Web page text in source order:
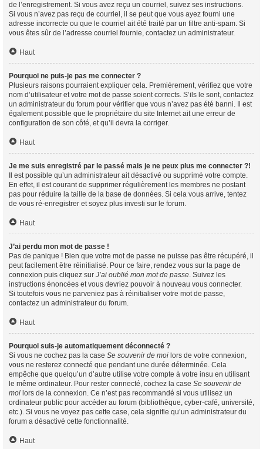
de l’enregistrement. Si vous avez reçu un courriel, suivez ses instructions.
Si vous n’avez pas reçu de courriel, il se peut que vous ayez fourni une
adresse incorrecte ou que le courriel ait été traité par un filtre anti-spam. Si
vous êtes sûr de l’adresse courriel fournie, contactez un administrateur.
Haut
Pourquoi ne puis-je pas me connecter ?
Plusieurs raisons pourraient expliquer cela. Premièrement, vérifiez que votre
nom d’utilisateur et votre mot de passe soient corrects. S’ils le sont, contactez
un administrateur du forum pour vérifier que vous n’avez pas été banni. Il est
également possible que le propriétaire du site Internet ait une erreur de
configuration de son côté, et qu’il devra la corriger.
Haut
Je me suis enregistré par le passé mais je ne peux plus me connecter ?!
Il est possible qu’un administrateur ait désactivé ou supprimé votre compte.
En effet, il est courant de supprimer régulièrement les membres ne postant
pas pour réduire la taille de la base de données. Si cela vous arrive, tentez
de vous ré-enregistrer et soyez plus investi sur le forum.
Haut
J’ai perdu mon mot de passe !
Pas de panique ! Bien que votre mot de passe ne puisse pas être récupéré, il
peut facilement être réinitialisé. Pour ce faire, rendez vous sur la page de
connexion puis cliquez sur J’ai oublié mon mot de passe. Suivez les
instructions énoncées et vous devriez pouvoir à nouveau vous connecter.
Si toutefois vous ne parveniez pas à réinitialiser votre mot de passe,
contactez un administrateur du forum.
Haut
Pourquoi suis-je automatiquement déconnecté ?
Si vous ne cochez pas la case Se souvenir de moi lors de votre connexion,
vous ne resterez connecté que pendant une durée déterminée. Cela
empêche que quelqu’un d’autre utilise votre compte à votre insu en utilisant
le même ordinateur. Pour rester connecté, cochez la case Se souvenir de
moi lors de la connexion. Ce n’est pas recommandé si vous utilisez un
ordinateur public pour accéder au forum (bibliothèque, cyber-café, université,
etc.). Si vous ne voyez pas cette case, cela signifie qu’un administrateur du
forum a désactivé cette fonctionnalité.
Haut